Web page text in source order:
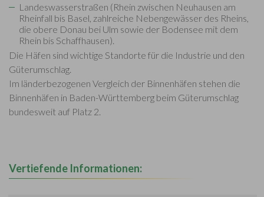
Landeswasserstraßen (Rhein zwischen Neuhausen am
Rheinfall bis Basel, zahlreiche Nebengewässer des Rheins,
die obere Donau bei Ulm sowie der Bodensee mit dem
Rhein bis Schaffhausen).
Die Häfen sind wichtige Standorte für die Industrie und den
Güterumschlag.
Im länderbezogenen Vergleich der Binnenhäfen stehen die
Binnenhäfen in Baden-Württemberg beim Güterumschlag
bundesweit auf Platz 2.
Vertiefende Informationen: